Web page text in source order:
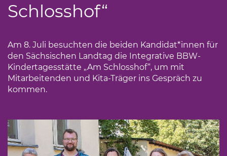
Schlosshof“
Am 8. Juli besuchten die beiden Kandidat*innen für
den Sächsischen Landtag die Integrative BBW-
Kindertagesstätte „Am Schlosshof“, um mit
Mitarbeitenden und Kita-Träger ins Gespräch zu
kommen.